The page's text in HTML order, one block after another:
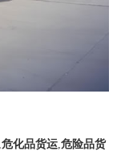
危化品货运 危险品货